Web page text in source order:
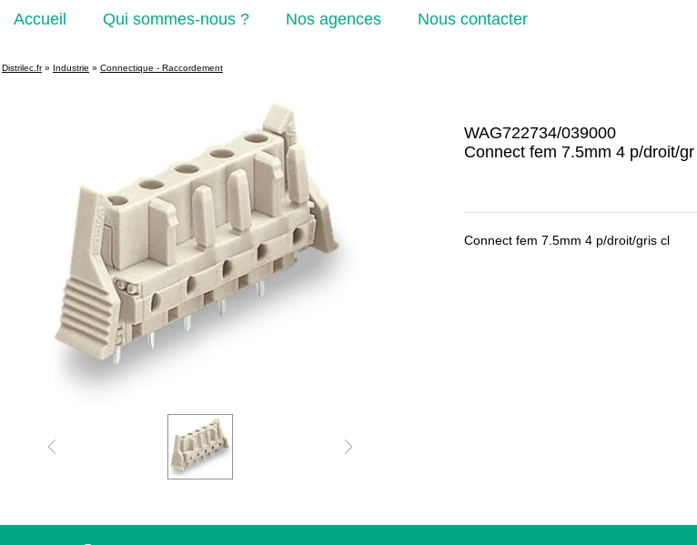
Accueil Qui sommes-nous ? Nos agences Nous contacter
Distrilec.fr» Industrie » Connectique - Raccordement
WAG722734/039000
Connect fem 7.5mm 4 p/droit/gr
Connect fem 7.5mm 4 p/droit/gris cl